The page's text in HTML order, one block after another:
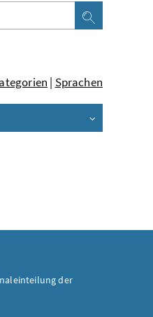
| Sprachen
der